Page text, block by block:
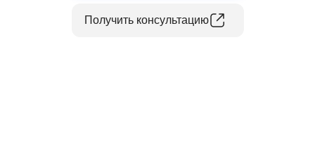
Получить консультацию